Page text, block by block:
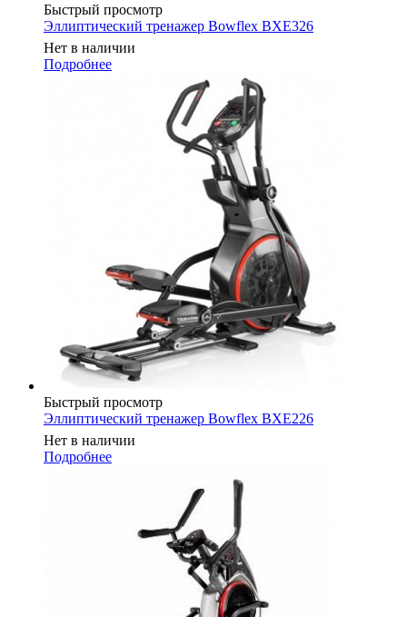
Быстрый просмотр
Эллиптический тренажер Bowflex BXE326
Нет в наличии
Подробнее
Быстрый просмотр
Эллиптический тренажер Bowflex BXE226
Нет в наличии
Подробнее